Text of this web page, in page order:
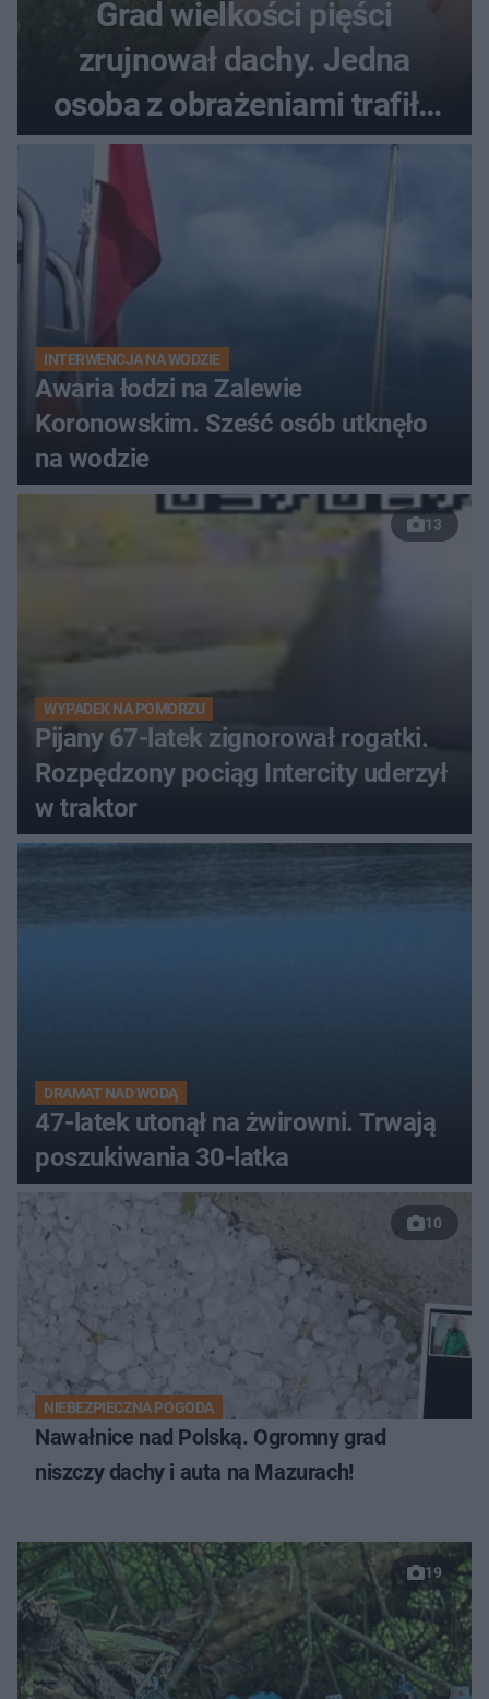
Grad wielkości pięści
zrujnował dachy. Jedna
osoba z obrażeniami trafiła
do szpitala
INTERWENCJA NA WODZIE
Awaria łodzi na Zalewie
Koronowskim. Sześć osób utknęło
na wodzie
13
WYPADEK NA POMORZU
Pijany 67-latek zignorował rogatki.
Rozpędzony pociąg Intercity uderzył
w traktor
DRAMAT NAD WODĄ
47-latek utonął na żwirowni. Trwają
poszukiwania 30-latka
10
NIEBEZPIECZNA POGODA
Nawałnice nad Polską. Ogromny grad
niszczy dachy i auta na Mazurach!
19